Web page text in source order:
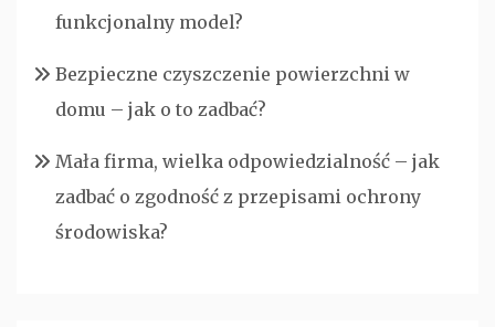
funkcjonalny model?
Bezpieczne czyszczenie powierzchni w
domu – jak o to zadbać?
Mała firma, wielka odpowiedzialność – jak
zadbać o zgodność z przepisami ochrony
środowiska?